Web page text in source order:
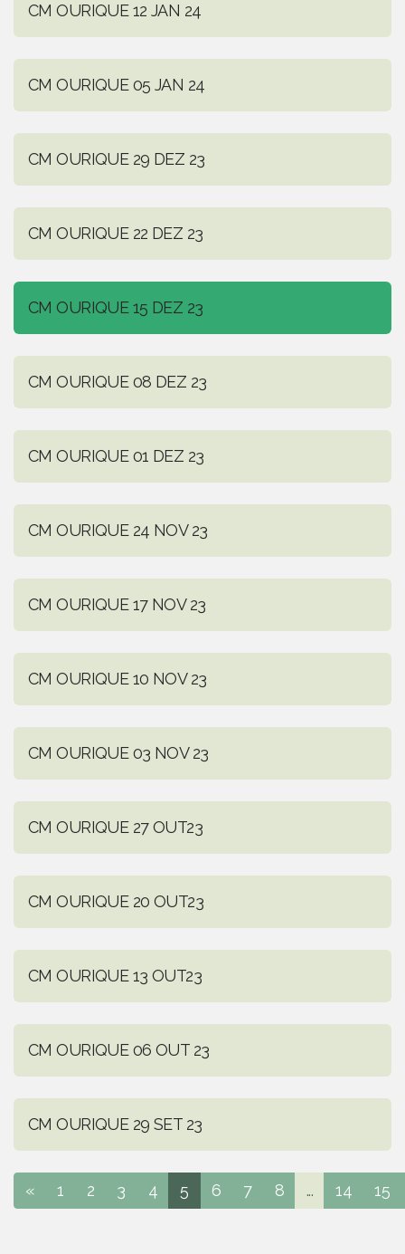
CM OURIQUE 12 JAN 24
CM OURIQUE 05 JAN 24
CM OURIQUE 29 DEZ 23
CM OURIQUE 22 DEZ 23
CM OURIQUE 15 DEZ 23
CM OURIQUE 08 DEZ 23
CM OURIQUE 01 DEZ 23
CM OURIQUE 24 NOV 23
CM OURIQUE 17 NOV 23
CM OURIQUE 10 NOV 23
CM OURIQUE 03 NOV 23
CM OURIQUE 27 OUT23
CM OURIQUE 20 OUT23
CM OURIQUE 13 OUT23
CM OURIQUE 06 OUT 23
CM OURIQUE 29 SET 23
« 1 2 3 4 5 6 7 8 ... 14 15